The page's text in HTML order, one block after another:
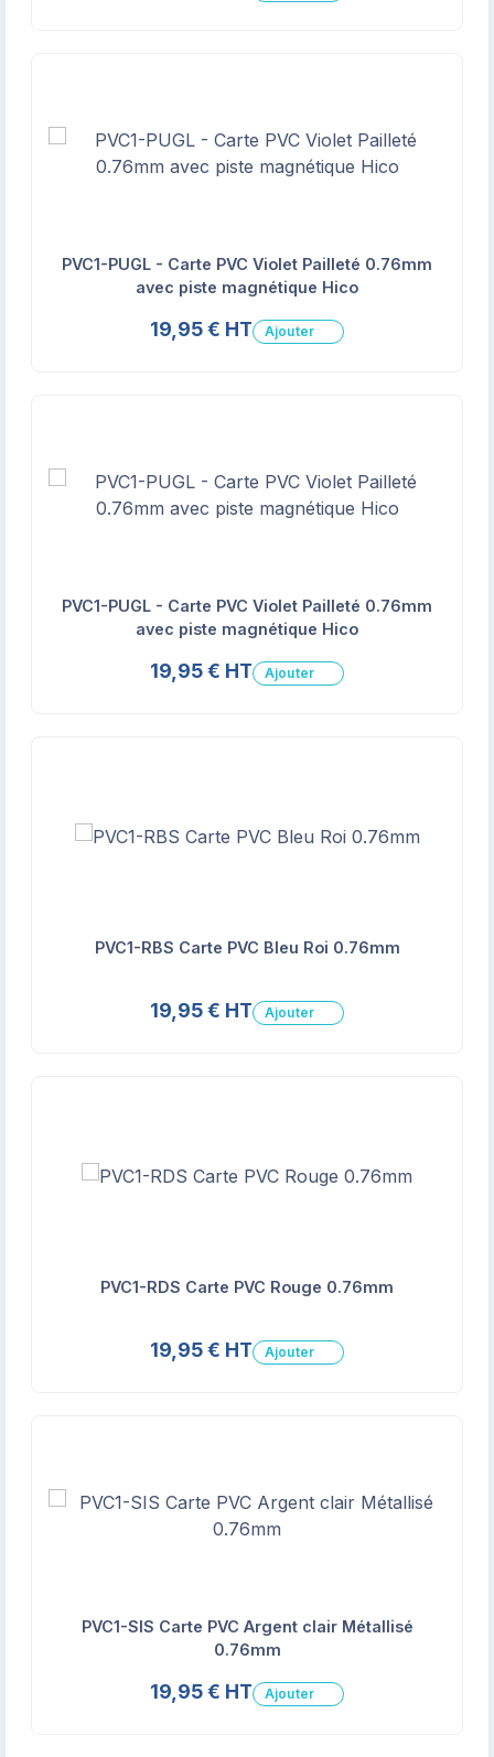
PVC1-PUGL - Carte PVC Violet Pailleté 0.76mm
avec piste magnétique Hico
19,95 € HT Ajouter
PVC1-PUGL - Carte PVC Violet Pailleté 0.76mm
avec piste magnétique Hico
19,95 € HT Ajouter
PVC1-RBS Carte PVC Bleu Roi 0.76mm
19,95 € HT Ajouter
PVC1-RDS Carte PVC Rouge 0.76mm
19,95 € HT Ajouter
PVC1-SIS Carte PVC Argent clair Métallisé
0.76mm
19,95 € HT Ajouter